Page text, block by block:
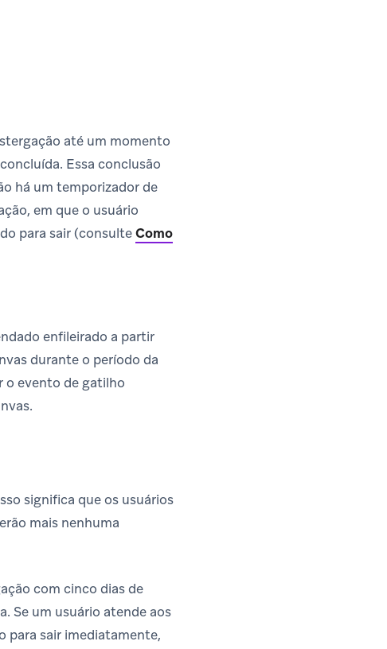
até um momento
Essa conclusão
há um temporizador de
em que o usuário
para sair (consulteComo
enfileirado a partir
durante o período da
o evento de gatilho
significa que os usuários
mais nenhuma
com cinco dias de
Se um usuário atende aos
para sair imediatamente,